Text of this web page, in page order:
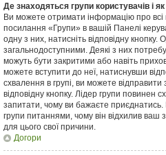
Де знаходяться групи користувачів і
Ви можете отримати інформацію про всі
посилання «Групи» в вашій Панелі
одну з них, натисніть відповідну кнопку.
загальнодоступними. Деякі з них
можуть бути закритими або навіть
можете вступити до неї, натиснувши
схвалення в групі, ви можете
відповідну кнопку. Лідер групи повинен
запитати, чому ви бажаєте приєднатись.
групи питаннями, чому він відхилив ваш
для цього свої причини.
Догори